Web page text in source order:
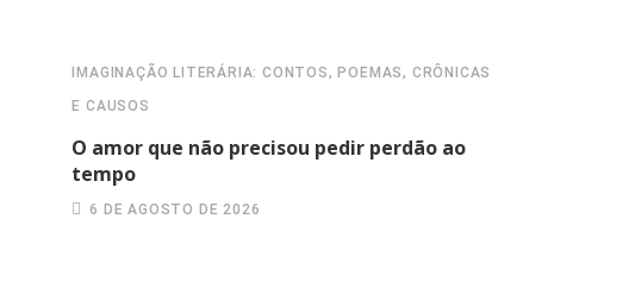
IMAGINAÇÃO LITERÁRIA: CONTOS, POEMAS, CRÔNICAS
E CAUSOS
O amor que não precisou pedir perdão ao
tempo
6 DE AGOSTO DE 2026